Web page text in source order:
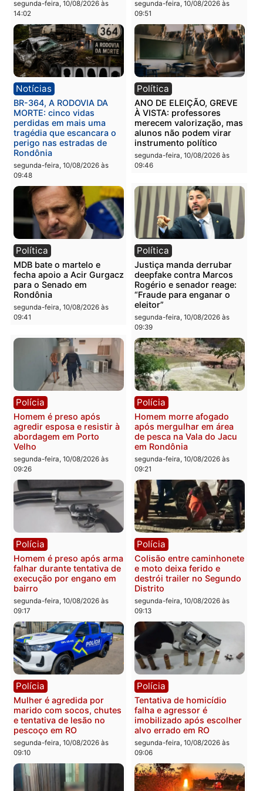
Notícias
SiGMA North America
reunirá empresas e
especialistas da indústria
no México em setembro de
2026
segunda-feira, 10/08/2026 às
Política
Com aval de Bolsonaro,
Bruno Scheid cresce nas
ruas e tenta transformar
força da direita em vaga
no Senado
segunda-feira, 10/08/2026 às
09:51
Notícias
BR-364, A RODOVIA DA
MORTE: cinco vidas
perdidas em mais uma
tragédia que escancara o
perigo nas estradas de
Rondônia
09:48
Política
ANO DE ELEIÇÃO,
À VISTA: professores
merecem valorização,
alunos não podem virar
instrumento político
segunda-feira, 10/08/2026 às
09:46
Política
MDB bate o martelo e
fecha apoio a Acir Gurgacz
para o Senado em
Rondônia
segunda-feira, 10/08/2026 às
09:41
Política
Justiça manda derrubar
deepfake contra Marcos
Rogério e senador reage:
“Fraude para enganar o
eleitor”
segunda-feira, 10/08/2026 às
09:39
Polícia
Homem é preso após
agredir esposa e resistir à
abordagem em Porto
Velho
segunda-feira, 10/08/2026 às
09:26
Polícia
Homem morre afogado
após mergulhar em área
de pesca na Vala do Jacu
em Rondônia
segunda-feira, 10/08/2026 às
09:21
Polícia
Homem é preso após arma
falhar durante tentativa de
Polícia
Colisão entre
e moto deixa ferido e